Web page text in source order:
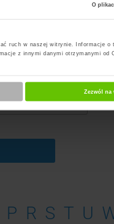
O
ruch w naszej witrynie. Informacje
z innymi danymi otrzymanymi od
Zezwól na
P R S T U